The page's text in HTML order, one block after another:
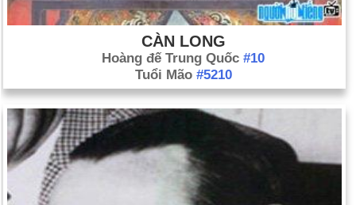
CÀN LONG
Hoàng đế Trung Quốc #10
Tuổi Mão #5210